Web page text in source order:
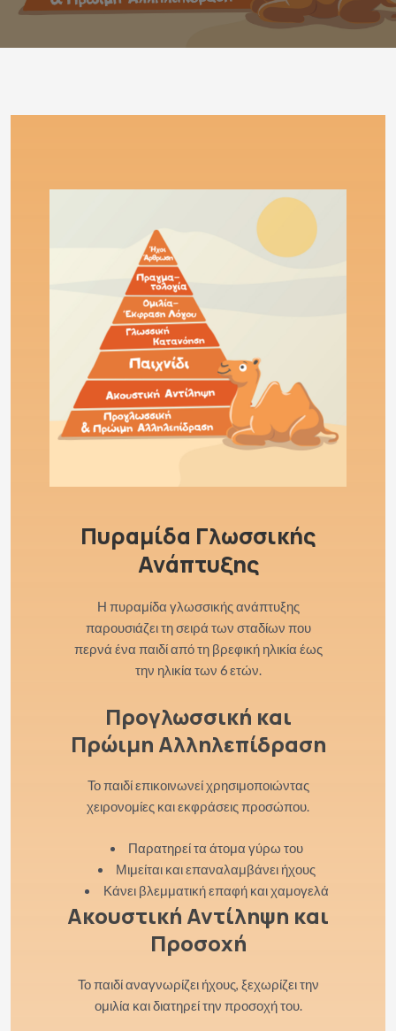
Πυραμίδα Γλωσσικής
Ανάπτυξης
Η πυραμίδα γλωσσικής ανάπτυξης
παρουσιάζει τη σειρά των σταδίων που
περνά ένα παιδί από τη βρεφική ηλικία έως
την ηλικία των 6 ετών.
Προγλωσσική και
Πρώιμη Αλληλεπίδραση
Το παιδί επικοινωνεί χρησιμοποιώντας
χειρονομίες και εκφράσεις προσώπου.
Παρατηρεί τα άτομα γύρω του
Μιμείται και επαναλαμβάνει ήχους
Κάνει βλεμματική επαφή και χαμογελά
Ακουστική Αντίληψη και
Προσοχή
Το παιδί αναγνωρίζει ήχους, ξεχωρίζει την
ομιλία και διατηρεί την προσοχή του.